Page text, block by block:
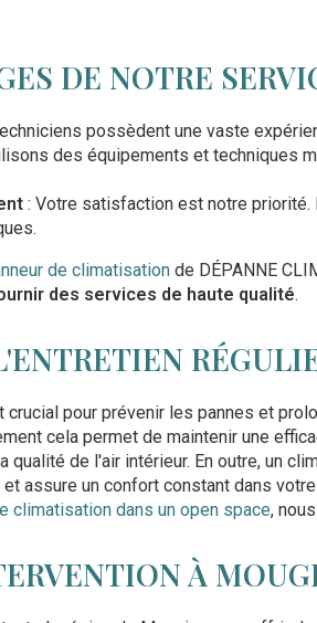
DE NOTRE
possèdent une vaste
des équipements et techniques
: Votre satisfaction est notre
de climatisation de DÉPANNE
des services de haute qualité.
crucial pour prévenir les pannes et
cela permet de maintenir une
qualité de l'air intérieur. En outre, un
assure un confort constant dans
climatisation dans un open space,
À